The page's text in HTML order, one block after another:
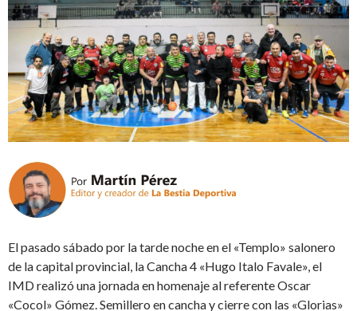
El pasado sábado por la tarde noche en el «Templo» salonero
de la capital provincial, la Cancha 4 «Hugo Italo Favale», el
IMD realizó una jornada en homenaje al referente Oscar
«Cocol» Gómez. Semillero en cancha y cierre con las «Glorias»